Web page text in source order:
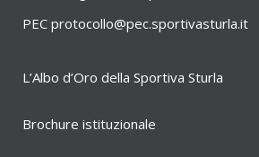
PEC protocollo@pec.sportivasturla.it
L’Albo d’Oro della Sportiva Sturla
Brochure istituzionale